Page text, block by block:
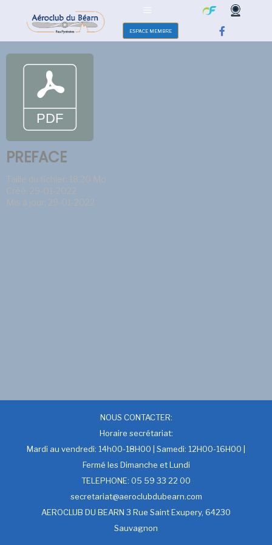
ESPACE MEMBRE
PREFACE
Taille du fichier: 18.20 Mo
Créé: 29-01-2022
Mis à jour: 29-01-2022
NOUS CONTACTER:
Horaire secrétariat:
Mardi au vendredi: 14h00-18H00 | Samedi: 12H00-16H00 |
Fermé les Dimanche et Lundi
TELEPHONE: 05 59 33 22 00
secretariat@aeroclubdubearn.com
AEROCLUB DU BEARN 3 Rue Saint Exupery, 64230
Sauvagnon